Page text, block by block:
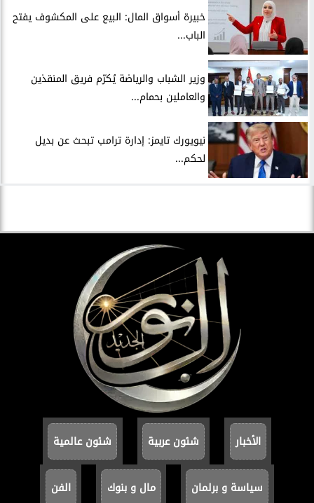
خبيرة أسواق المال: البيع على المكشوف يفتح
الباب...
وزير الشباب والرياضة يُكرّم فريق المنقذين
والعاملين بحمام...
نيويورك تايمز: إدارة ترامب تبحث عن بديل
لحكم...
الأخبار شئون عربية شئون عالمية
سياسة و برلمان مال و بنوك الفن